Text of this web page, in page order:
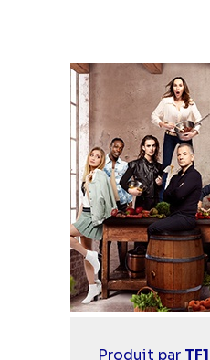
Casting
Produit par TF1